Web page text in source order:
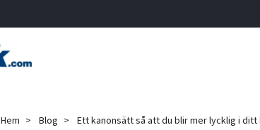
Hem Blog Ett kanonsätt så att du blir mer lycklig i ditt